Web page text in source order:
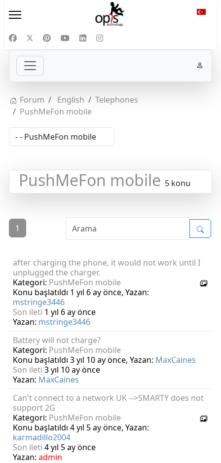
Forum English
Telephones
PushMeFon mobile
PushMeFon mobile 5 konu
1
after charging the phone, it would not work until I
unplugged the charger.
Kategori: PushMeFon mobile
Konu başlatıldı 1 yıl 6 ay önce, Yazan:
mstringe3446
Son ileti 1 yıl 6 ay önce
Yazan: mstringe3446
Battery will not charge?
Kategori: PushMeFon mobile
Konu başlatıldı 3 yıl 10 ay önce, Yazan: MaxCaines
Son ileti 3 yıl 10 ay önce
Yazan: MaxCaines
Can't connect to a network UK -->SMARTY does not
support 2G
Kategori: PushMeFon mobile
Konu başlatıldı 4 yıl 5 ay önce, Yazan:
karmadillo2004
Son ileti 4 yıl 5 ay önce
Yazan: admin